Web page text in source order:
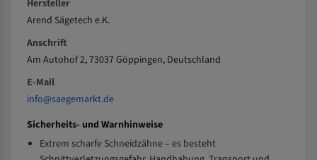
Hersteller
Arend Sägetech e.K.
Anschrift
Am Autohof 2, 73037 Göppingen, Deutschland
E-Mail
info@saegemarkt.de
Sicherheits- und Warnhinweise
Extrem scharfe Schneidzähne – es besteht